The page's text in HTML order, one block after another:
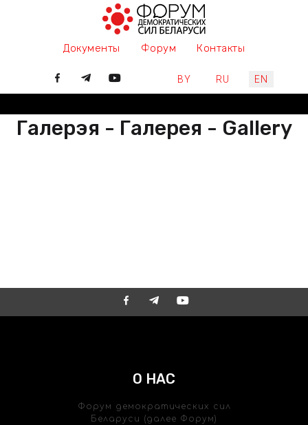
Документы Форум Контакты
Select your language
BY RU EN
Галерэя - Галерея - Gallery
О НАС
Форум демократических сил
Беларуси (далее Форум)